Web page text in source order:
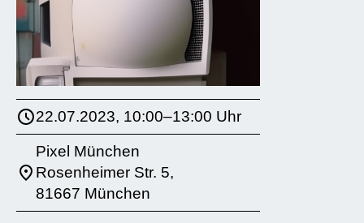
22.07.2023, 10:00–13:00 Uhr
Pixel München
Rosenheimer Str. 5,
81667 München